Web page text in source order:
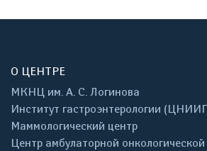
О ЦЕНТРЕ
МКНЦ им. А. С. Логинова
Институт гастроэнтерологии
Маммологический центр
Центр амбулаторной